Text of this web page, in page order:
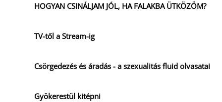
HOGYAN CSINÁLJAM JÓL, HA FALAKBA ÜTKÖZÖM?
TV-től a Stream-ig
Csörgedezés és áradás - a szexualitás fluid olvasatai
Gyökerestül kitépni